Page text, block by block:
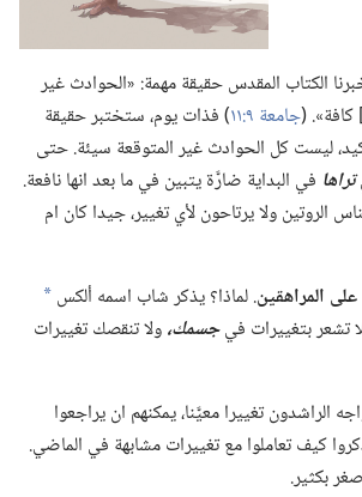
الكتاب المقدس حقيقة مهمة:‏ «الحوادث غير
(‏جامعة ٩:‏١١
‏)‏ فذات يوم،‏ ستختبر حقيقة
ليست كل الحوادث غير المتوقعة سيئة.‏ حتى
تراها في البداية ضارَّة يتبين في ما بعد انها نافعة.‏
الروتين ولا يرتاحون لأي تغيير،‏ جيدا كان ام
المراهقين‏.‏ لماذا؟‏ يذكر شاب اسمه ألكس a
تشعر بتغييرات فيجسمك،‏ولا تنقصك تغييرات
الراشدون تغييرا معيَّنا،‏ يمكنهم ان يراجعوا
كيف تعاملوا مع تغييرات مشابهة في الماضي.‏
بكثير.‏